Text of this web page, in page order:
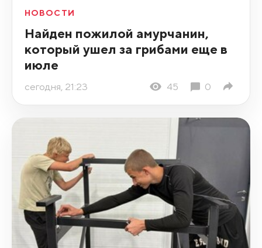
НОВОСТИ
Найден пожилой амурчанин,
который ушел за грибами еще в
июле
сегодня, 21:23 45 0